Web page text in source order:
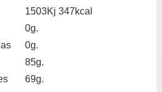
1503Kj 347kcal
0g.
0g.
85g.
69g.